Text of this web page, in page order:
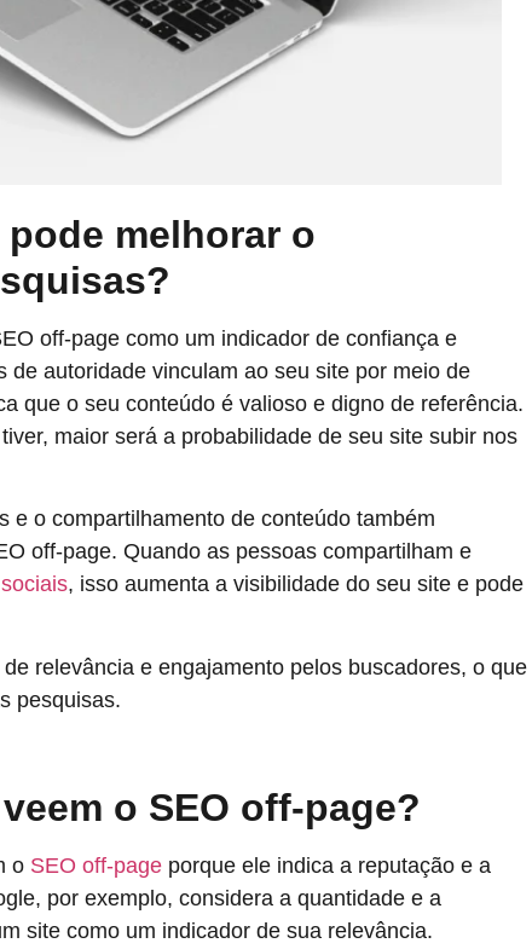
melhorar o
off-page como um indicador de confiança e
autoridade vinculam ao seu site por meio de
que o seu conteúdo é valioso e digno de referência.
maior será a probabilidade de seu site subir nos
e o compartilhamento de conteúdo também
off-page. Quando as pessoas compartilham e
, isso aumenta a visibilidade do seu site e pode
relevância e engajamento pelos buscadores, o que
pesquisas.
o SEO off-page?
o SEO off-page porque ele indica a reputação e a
por exemplo, considera a quantidade e a
site como um indicador de sua relevância.